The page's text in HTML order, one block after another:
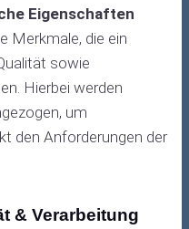
Eigenschaften
Merkmale, die ein
sowie
Hierbei werden
um
den Anforderungen der
& Verarbeitung